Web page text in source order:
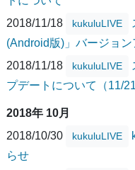
2018/11/18
kukuluLIVE
(Android版)」バージョ
2018/11/18
kukuluLIVE
プデートについて（11/21
2018年 10月
2018/10/30
kukuluLIVE
らせ